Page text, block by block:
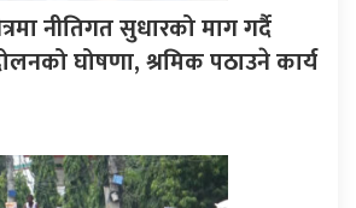
नीतिगत सुधारको माग गर्दै
घोषणा, श्रमिक पठाउने कार्य